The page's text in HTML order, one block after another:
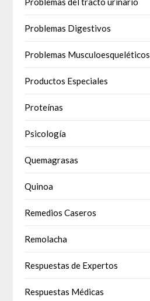
Problemas Digestivos
Problemas Musculoesqueléticos
Productos Especiales
Proteínas
Psicología
Quemagrasas
Quinoa
Remedios Caseros
Remolacha
Respuestas de Expertos
Respuestas Médicas